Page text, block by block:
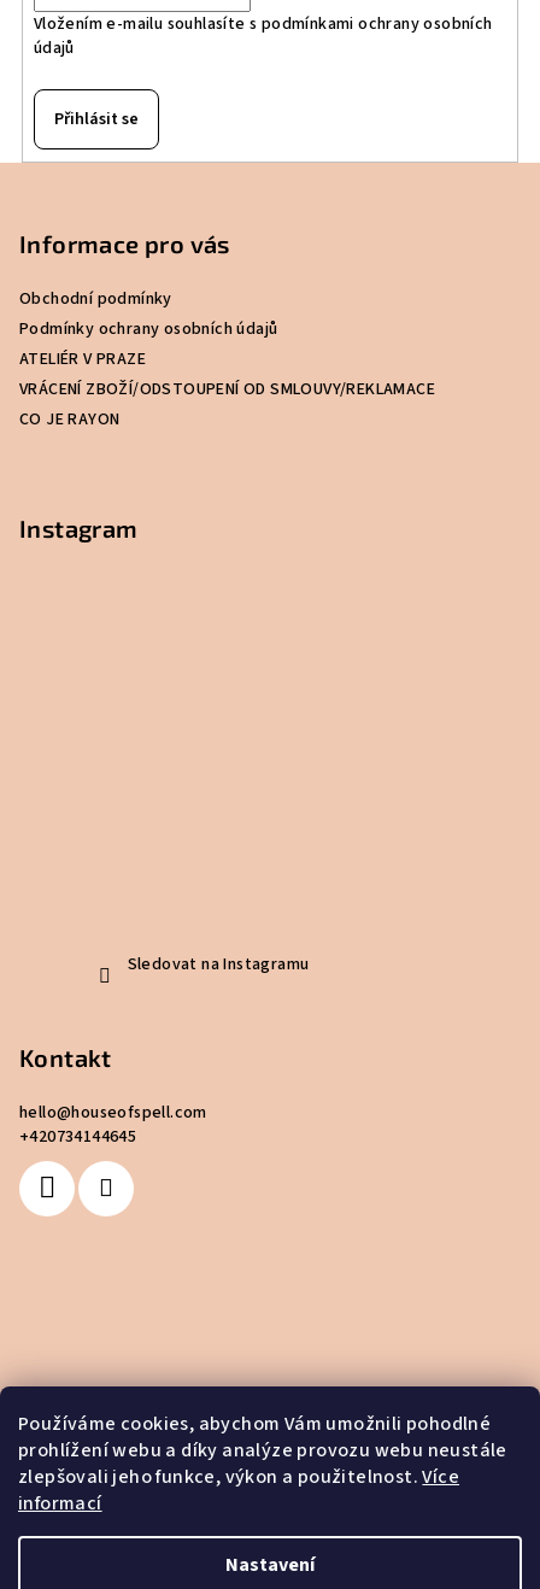
Používáme cookies, abychom Vám umožnili pohodlné
prohlížení webu a díky analýze provozu webu neustále
zlepšovali jeho funkce, výkon a použitelnost.Více
informací
Nastavení
Vložením e-mailu souhlasíte s podmínkami ochrany osobních
údajů
Přihlásit se
Informace pro vás
Obchodní podmínky
Podmínky ochrany osobních údajů
ATELIÉR V PRAZE
VRÁCENÍ ZBOŽÍ/ODSTOUPENÍ OD SMLOUVY/REKLAMACE
CO JE RAYON
Instagram
Sledovat na Instagramu
Kontakt
hello@houseofspell.com
+420734144645